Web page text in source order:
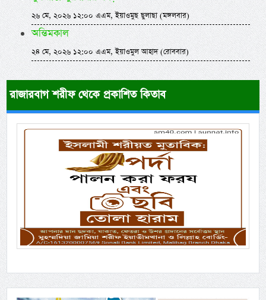
২৬ মে, ২০২৬ ১২:০০ এএম, ইয়াওমুছ ছুলাছা (মঙ্গলবার)
অন্তিমকাল
২৪ মে, ২০২৬ ১২:০০ এএম, ইয়াওমুল আহাদ (রোববার)
রাজারবাগ শরীফ থেকে প্রকাশিত কিতাব